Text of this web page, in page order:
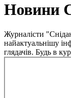
Новини
Журналісти
найактуальнішу
глядачів. Будь в